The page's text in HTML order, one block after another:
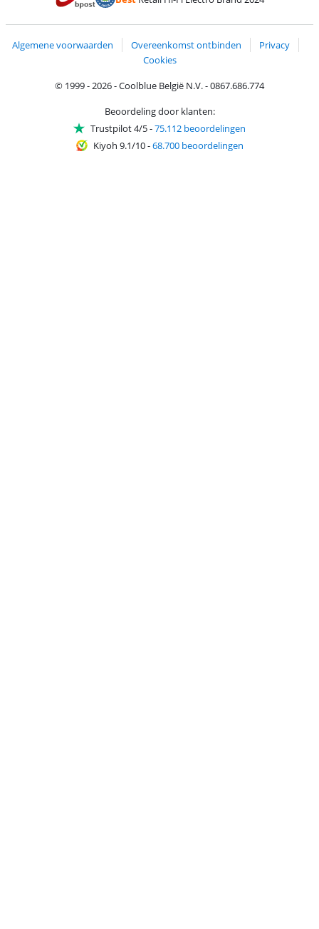
Algemene voorwaarden Overeenkomst ontbinden
Privacy
Cookies
© 1999 - 2026 - Coolblue België N.V. - 0867.686.774
Beoordeling door klanten:
Trustpilot 4/5-75.112 beoordelingen
Kiyoh 9.1/10-68.700 beoordelingen